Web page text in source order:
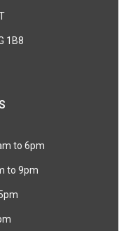
1B8
to 6pm
to 9pm